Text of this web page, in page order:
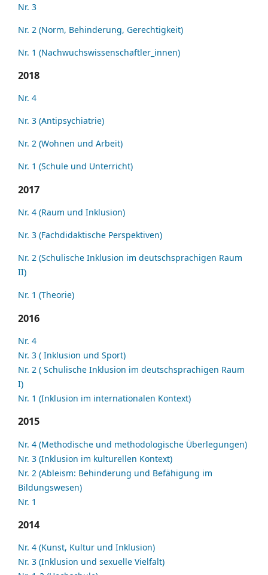
Nr. 3
Nr. 2 (Norm, Behinderung, Gerechtigkeit)
Nr. 1 (Nachwuchswissenschaftler_innen)
2018
Nr. 4
Nr. 3 (Antipsychiatrie)
Nr. 2 (Wohnen und Arbeit)
Nr. 1 (Schule und Unterricht)
2017
Nr. 4 (Raum und Inklusion)
Nr. 3 (Fachdidaktische Perspektiven)
Nr. 2 (Schulische Inklusion im deutschsprachigen Raum
II)
Nr. 1 (Theorie)
2016
Nr. 4
Nr. 3 ( Inklusion und Sport)
Nr. 2 ( Schulische Inklusion im deutschsprachigen Raum
I)
Nr. 1 (Inklusion im internationalen Kontext)
2015
Nr. 4 (Methodische und methodologische Überlegungen)
Nr. 3 (Inklusion im kulturellen Kontext)
Nr. 2 (Ableism: Behinderung und Befähigung im
Bildungswesen)
Nr. 1
2014
Nr. 4 (Kunst, Kultur und Inklusion)
Nr. 3 (Inklusion und sexuelle Vielfalt)